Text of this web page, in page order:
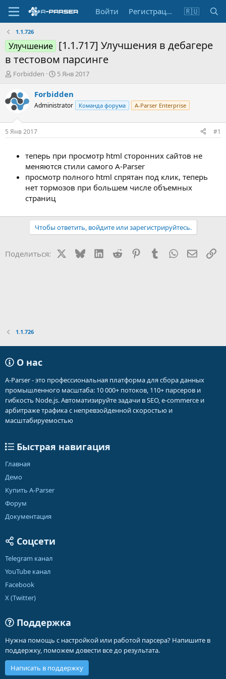
Войти Регистрация 🇷🇺
1.1.726
Улучшение [1.1.717] Улучшения в дебагере
в тестовом парсинге
А
т
о
р
т
е
м
Forbidden
Д
т
н
а
а
5 Янв 2017
Forbidden
Administrator Команда форума A-Parser Enterprise
5 Янв 2017 #1
теперь при просмотр html сторонних сайтов не
меняются стили самого A-Parser
просмотр полного html спрятан под клик, теперь
нет тормозов при большем числе объемных
страниц
Чтобы ответить, войдите или зарегистрируйтесь.
Поделиться: BlueskyLinkedIn
Reddit PinterestTumblr WhatsApp
1.1.726
О нас
A-Parser - это профессиональная платформа для сбора данных
промышленного масштаба: 10 000+ потоков, 110+ парсеров и
гибкость Node.js. Автоматизируйте задачи в SEO, e-commerce и
арбитраже трафика с непревзойденной скоростью и
масштабируемостью
Быстрая навигация
Главная
Демо
Купить A-Parser
Форум
Документация
Соцсети
Telegram канал
YouTube канал
Facebook
X (Twitter)
Поддержка
Нужна помощь с настройкой или работой парсера? Напишите в
поддержку, поможем довести все до результата.
Написать в поддержку